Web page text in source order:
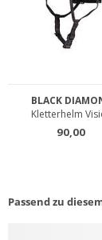
Passend zu